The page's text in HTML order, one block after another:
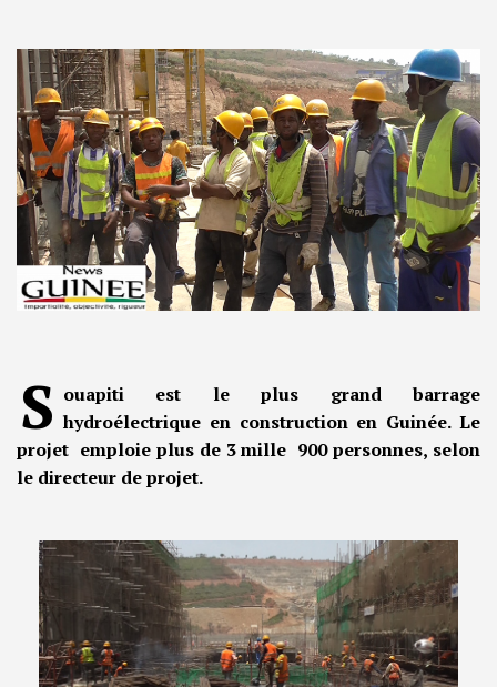
S ouapiti est le plus grand barrage
hydroélectrique en construction en Guinée. Le
projet emploie plus de 3 mille 900 personnes, selon
le directeur de projet.